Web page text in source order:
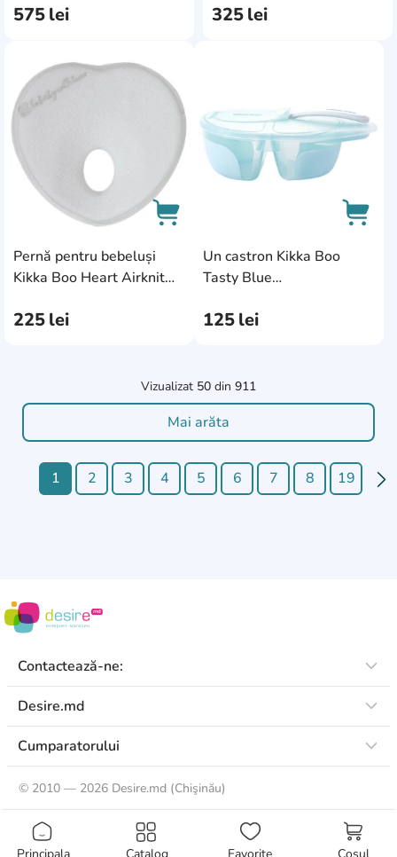
575lei 325lei
Pernă pentru bebeluși
Kikka Boo Heart Airknit
225lei
AddCardToCart
Un castron Kikka Boo
Tasty Blue
125lei
Vizualizat 50 din 911
Mai arăta
1 2 3 4 5 6 7 8 19
Contactează-ne:
Desire.md
Cumparatorului
© 2010 — 2026 Desire.md (Chişinău)